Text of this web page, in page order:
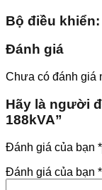
Bộ điều khiển:
Đánh giá
Chưa có đánh giá
Hãy là người
188kVA”
Đánh giá của bạn *
Đánh giá của bạn *